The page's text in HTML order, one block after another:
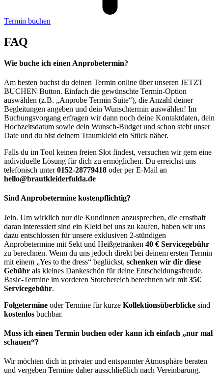
Termin buchen
FAQ
Wie buche ich einen Anprobetermin?
Am besten buchst du deinen Termin online über unseren JETZT
BUCHEN Button. Einfach die gewünschte Termin-Option
auswählen (z.B. „Anprobe Termin Suite“), die Anzahl deiner
Begleitungen angeben und dein Wunschtermin auswählen! Im
Buchungsvorgang erfragen wir dann noch deine Kontaktdaten, dein
Hochzeitsdatum sowie dein Wunsch-Budget und schon steht unser
Date und du bist deinem Traumkleid ein Stück näher.
Falls du im Tool keinen freien Slot findest, versuchen wir gern eine
individuelle Lösung für dich zu ermöglichen. Du erreichst uns
telefonisch unter0152-28779418 oder per E-Mail an
hello@brautkleiderfulda.de
Sind Anprobetermine kostenpflichtig?
Jein. Um wirklich nur die Kundinnen anzusprechen, die ernsthaft
daran interessiert sind ein Kleid bei uns zu kaufen, haben wir uns
dazu entschlossen für unsere exklusiven 2-stündigen
Anprobetermine mit Sekt und Heißgetränken 40 € Servicegebühr
zu berechnen. Wenn du uns jedoch direkt bei deinem ersten Termin
mit einem „Yes to the dress“ beglückst, schenken wir dir diese
Gebühr als kleines Dankeschön für deine Entscheidungsfreude.
Basic-Termine im vorderen Storebereich berechnen wir mit 35€
Servicegebühr.
Folgetermine oder Termine für kurze Kollektionsüberblicke sind
kostenlos buchbar.
Muss ich einen Termin buchen oder kann ich einfach „nur mal
schauen“?
Wir möchten dich in privater und entspannter Atmosphäre beraten
und vergeben Termine daher ausschließlich nach Vereinbarung.